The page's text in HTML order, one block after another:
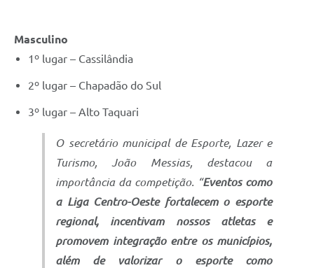
Masculino
1º lugar – Cassilândia
2º lugar – Chapadão do Sul
3º lugar – Alto Taquari
O secretário municipal de Esporte, Lazer e
Turismo, João Messias, destacou a
importância da competição. “Eventos como
a Liga Centro-Oeste fortalecem o esporte
regional, incentivam nossos atletas e
promovem integração entre os municípios,
além de valorizar o esporte como